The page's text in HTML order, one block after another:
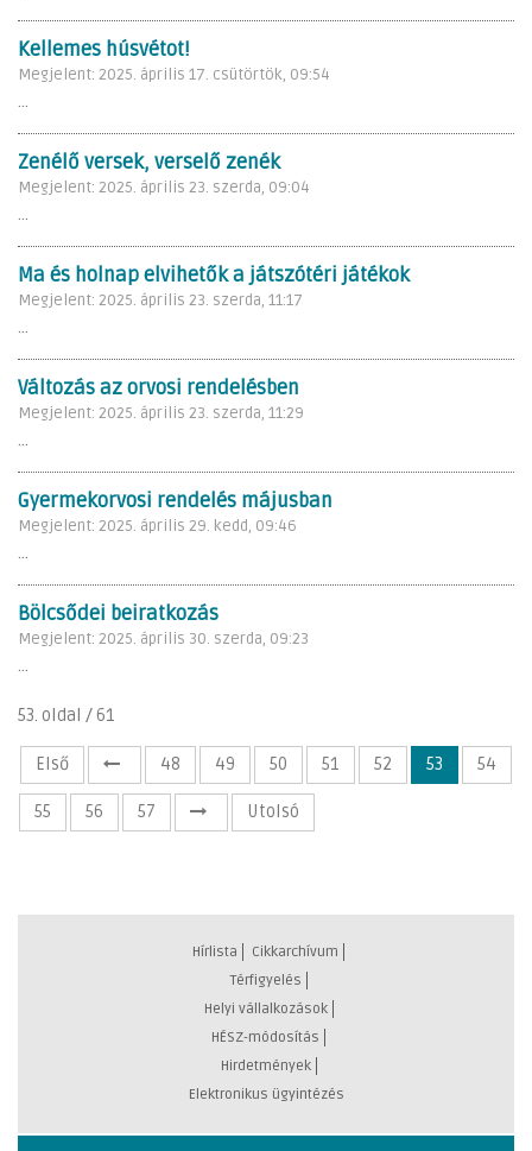
Kellemes húsvétot!
Megjelent: 2025. április 17. csütörtök, 09:54
...
Zenélő versek, verselő zenék
Megjelent: 2025. április 23. szerda, 09:04
...
Ma és holnap elvihetők a játszótéri játékok
Megjelent: 2025. április 23. szerda, 11:17
...
Változás az orvosi rendelésben
Megjelent: 2025. április 23. szerda, 11:29
...
Gyermekorvosi rendelés májusban
Megjelent: 2025. április 29. kedd, 09:46
...
Bölcsődei beiratkozás
Megjelent: 2025. április 30. szerda, 09:23
...
53. oldal / 61
Első 48 49 50 51 52 53 54
55 56 57 Utolsó
Hírlista
Cikkarchívum
Térfigyelés
Helyi vállalkozások
HÉSZ-módosítás
Hirdetmények
Elektronikus ügyintézés